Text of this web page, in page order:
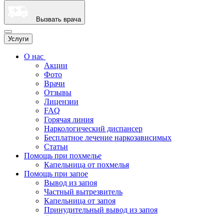
Вызвать врача
Услуги
О нас
Акции
Фото
Врачи
Отзывы
Лицензии
FAQ
Горячая линия
Наркологический диспансер
Бесплатное лечение наркозависимых
Статьи
Помощь при похмелье
Капельница от похмелья
Помощь при запое
Вывод из запоя
Частный вытрезвитель
Капельница от запоя
Принудительный вывод из запоя